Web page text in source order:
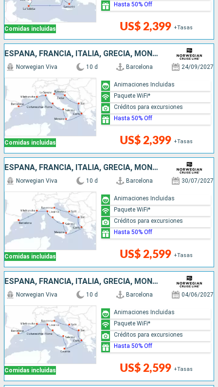
Comidas incluidas US$ 2,399 +Tasas
Hasta 50% Off
ESPAÑA, FRANCIA, ITALIA, GRECIA, MONTENEGRO, CROACIA
Comidas incluidas
Norwegian Viva 10 d Barcelona 24/09/2027
US$ 2,399 +Tasas
Animaciones Incluidas
Paquete WiFi*
Créditos para excursiones
Hasta 50% Off
ESPAÑA, FRANCIA, ITALIA, GRECIA, MONTENEGRO, CROACIA
Comidas incluidas
Norwegian Viva 10 d Barcelona 30/07/2027
US$ 2,599 +Tasas
Animaciones Incluidas
Paquete WiFi*
Créditos para excursiones
Hasta 50% Off
ESPAÑA, FRANCIA, ITALIA, GRECIA, MONTENEGRO, CROACIA
Comidas incluidas
Norwegian Viva 10 d Barcelona 04/06/2027
US$ 2,599 +Tasas
Animaciones Incluidas
Paquete WiFi*
Créditos para excursiones
Hasta 50% Off